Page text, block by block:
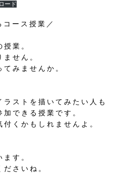
ード
コース授業／
業。
せん。
みませんか。
ストを描いてみたい人も
できる授業です。
くかもしれませんよ。
す。
さいね。